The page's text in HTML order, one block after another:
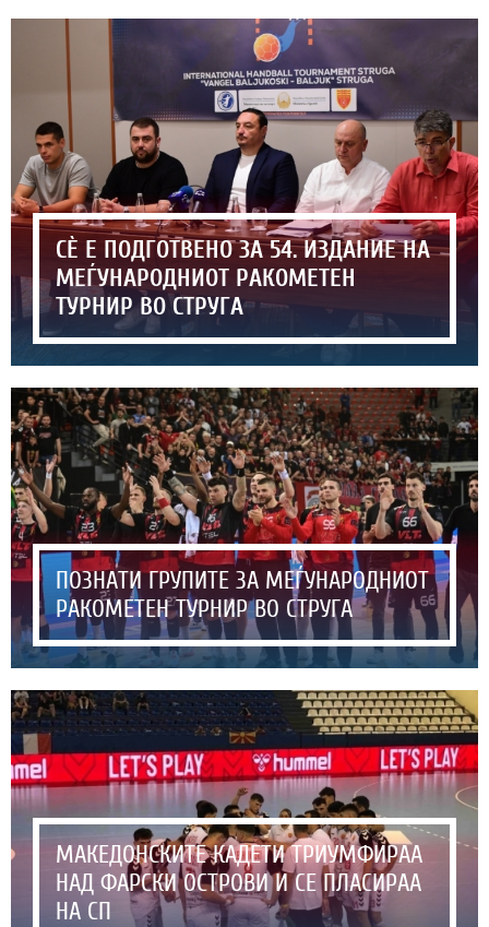
СЀ Е ПОДГОТВЕНО ЗА 54. ИЗДАНИЕ НА
МЕЃУНАРОДНИОТ РАКОМЕТЕН
ТУРНИР ВО СТРУГА
ПОЗНАТИ ГРУПИТЕ ЗА МЕЃУНАРОДНИОТ
РАКОМЕТЕН ТУРНИР ВО СТРУГА
МАКЕДОНСКИТЕ КАДЕТИ ТРИУМФИРАА
НАД ФАРСКИ ОСТРОВИ И СЕ ПЛАСИРАА
НА СП